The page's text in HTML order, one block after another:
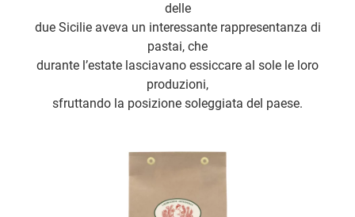
delle
due Sicilie aveva un interessante rappresentanza di
pastai, che
durante l’estate lasciavano essiccare al sole le loro
produzioni,
sfruttando la posizione soleggiata del paese.